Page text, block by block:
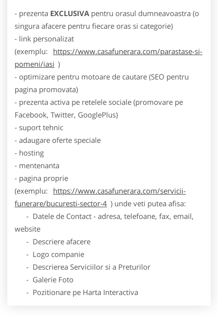
- prezenta EXCLUSIVA pentru orasul dumneavoastra (o
singura afacere pentru fiecare oras si categorie)
- link personalizat
(exemplu:
https://www.casafunerara.com/parastase-si-
pomeni/iasi )
- optimizare pentru motoare de cautare (SEO pentru
pagina promovata)
- prezenta activa pe retelele sociale (promovare pe
Facebook, Twitter, GooglePlus)
- suport tehnic
- adaugare oferte speciale
- hosting
- mentenanta
- pagina proprie
(exemplu:
https://www.casafunerara.com/servicii-
funerare/bucuresti-sector-4 ) unde veti putea afisa:
- Datele de Contact - adresa, telefoane, fax, email,
website
- Descriere afacere
- Logo companie
- Descrierea Serviciilor si a Preturilor
- Galerie Foto
- Pozitionare pe Harta Interactiva